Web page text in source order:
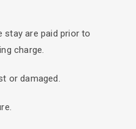
stay are paid prior to
charge.
or damaged.